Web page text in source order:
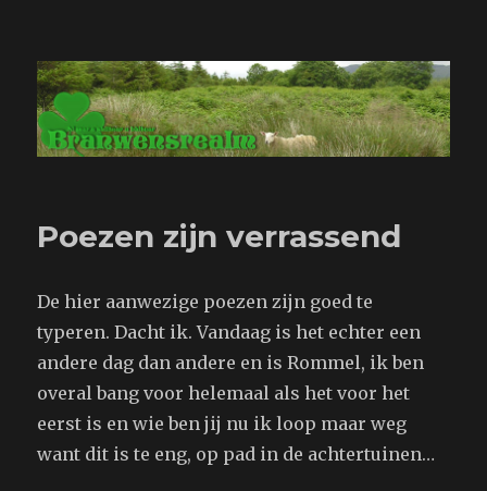
Branwensrealm.com
Poezen zijn verrassend
De hier aanwezige poezen zijn goed te
typeren. Dacht ik. Vandaag is het echter een
andere dag dan andere en is Rommel, ik ben
overal bang voor helemaal als het voor het
eerst is en wie ben jij nu ik loop maar weg
want dit is te eng, op pad in de achtertuinen…